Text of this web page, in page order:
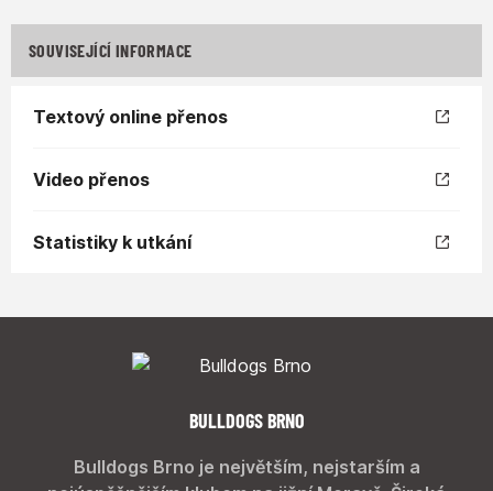
SOUVISEJÍCÍ INFORMACE
Textový online přenos
Video přenos
Statistiky k utkání
BULLDOGS BRNO
Bulldogs Brno je největším, nejstarším a